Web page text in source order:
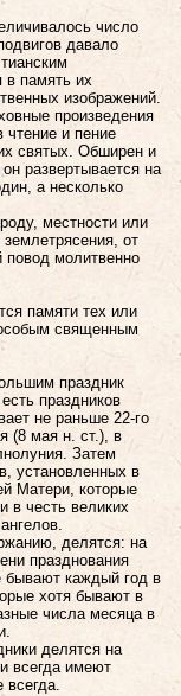
число
давало
в память их
изображений.
произведения
чтение и пение
святых. Обширен и
развертывается на
а несколько
местности или
от
повод молитвенно
памяти тех или
священным
праздник
праздников
не раньше 22-го
(8 мая н. ст.), в
Затем
установленных в
Матери, которые
в честь великих
делятся: на
празднования
бывают каждый год в
хотя бывают в
числа месяца в
делятся на
всегда имеют
всегда.